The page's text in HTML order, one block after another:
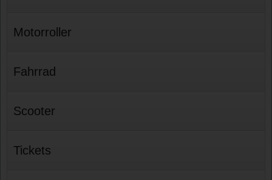
Motorroller
Fahrrad
Scooter
Tickets